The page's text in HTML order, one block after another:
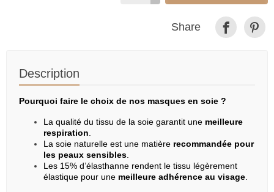
Share
Description
Pourquoi faire le choix de nos masques en soie ?
La qualité du tissu de la soie garantit une meilleure
respiration.
La soie naturelle est une matière recommandée pour
les peaux sensibles.
Les 15% d’élasthanne rendent le tissu légèrement
élastique pour une meilleure adhérence au visage.